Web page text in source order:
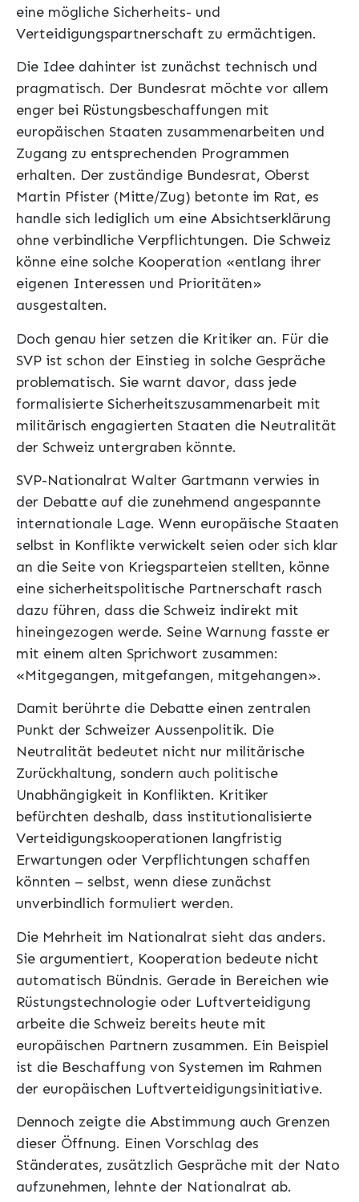
eine mögliche Sicherheits- und
Verteidigungspartnerschaft zu ermächtigen.
Die Idee dahinter ist zunächst technisch und
pragmatisch. Der Bundesrat möchte vor allem
enger bei Rüstungsbeschaffungen mit
europäischen Staaten zusammenarbeiten und
Zugang zu entsprechenden Programmen
erhalten. Der zuständige Bundesrat, Oberst
Martin Pfister (Mitte/Zug) betonte im Rat, es
handle sich lediglich um eine Absichtserklärung
ohne verbindliche Verpflichtungen. Die Schweiz
könne eine solche Kooperation «entlang ihrer
eigenen Interessen und Prioritäten»
ausgestalten.
Doch genau hier setzen die Kritiker an. Für die
SVP ist schon der Einstieg in solche Gespräche
problematisch. Sie warnt davor, dass jede
formalisierte Sicherheitszusammenarbeit mit
militärisch engagierten Staaten die Neutralität
der Schweiz untergraben könnte.
SVP-Nationalrat Walter Gartmann verwies in
der Debatte auf die zunehmend angespannte
internationale Lage. Wenn europäische Staaten
selbst in Konflikte verwickelt seien oder sich klar
an die Seite von Kriegsparteien stellten, könne
eine sicherheitspolitische Partnerschaft rasch
dazu führen, dass die Schweiz indirekt mit
hineingezogen werde. Seine Warnung fasste er
mit einem alten Sprichwort zusammen:
«Mitgegangen, mitgefangen, mitgehangen».
Damit berührte die Debatte einen zentralen
Punkt der Schweizer Aussenpolitik. Die
Neutralität bedeutet nicht nur militärische
Zurückhaltung, sondern auch politische
Unabhängigkeit in Konflikten. Kritiker
befürchten deshalb, dass institutionalisierte
Verteidigungskooperationen langfristig
Erwartungen oder Verpflichtungen schaffen
könnten – selbst, wenn diese zunächst
unverbindlich formuliert werden.
Die Mehrheit im Nationalrat sieht das anders.
Sie argumentiert, Kooperation bedeute nicht
automatisch Bündnis. Gerade in Bereichen wie
Rüstungstechnologie oder Luftverteidigung
arbeite die Schweiz bereits heute mit
europäischen Partnern zusammen. Ein Beispiel
ist die Beschaffung von Systemen im Rahmen
der europäischen Luftverteidigungsinitiative.
Dennoch zeigte die Abstimmung auch Grenzen
dieser Öffnung. Einen Vorschlag des
Ständerates, zusätzlich Gespräche mit der Nato
aufzunehmen, lehnte der Nationalrat ab.